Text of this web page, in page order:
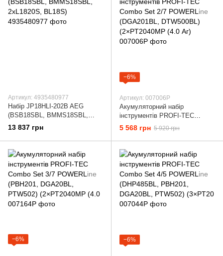
Артикул: 4935480977
Набір JP18HLI-202B AEG
(BSB18SBL, BMMS18SBL,
2xL1820S, BL18S)
13 837 грн
−6%
Артикул: 007006P
Акумуляторний набір
інструментів PROFI-TEC
Combo Set 2/7 POWERLine
(DGA201BL, DTW500BL)
(2×PT2040MP (4.0 Аг)
5 568 грн 5 920 грн
−6% −6%